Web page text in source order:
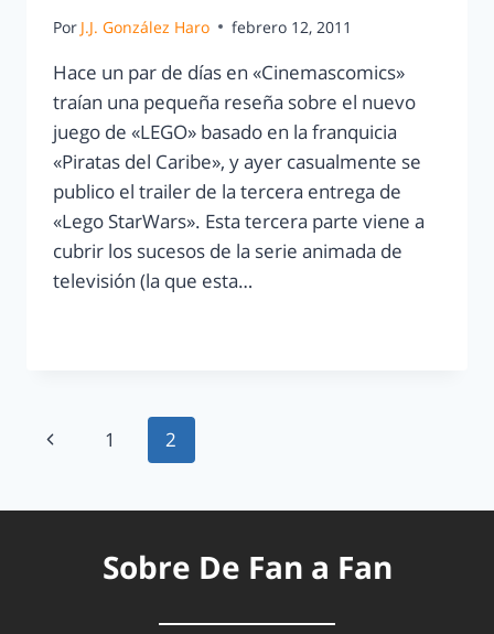
Por J.J. González Haro febrero 12, 2011
Hace un par de días en «Cinemascomics»
traían una pequeña reseña sobre el nuevo
juego de «LEGO» basado en la franquicia
«Piratas del Caribe», y ayer casualmente se
publico el trailer de la tercera entrega de
«Lego StarWars». Esta tercera parte viene a
cubrir los sucesos de la serie animada de
televisión (la que esta…
1 2
Sobre De Fan a Fan